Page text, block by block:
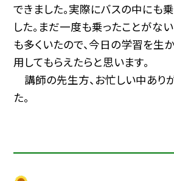
できました。実際にバスの中にも
した。まだ一度も乗ったことがな
も多くいたので、今日の学習を生
用してもらえたらと思います。
講師の先生方、お忙しい中あり
た。